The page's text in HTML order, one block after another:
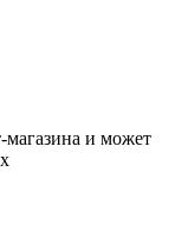
магазина и может